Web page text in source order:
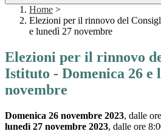
Home >
Elezioni per il rinnovo del
e lunedì 27 novembre
Elezioni per il rinnovo
Istituto - Domenica 26 e
novembre
Domenica 26 novembre 2023, dalle
lunedì 27 novembre 2023, dalle ore